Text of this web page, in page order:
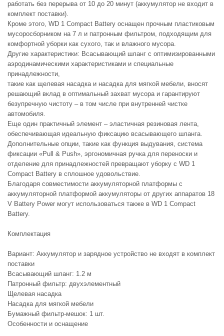
работать без перерыва от 10 до 20 минут (аккумулятор не входит в
комплект поставки).
Кроме этого, WD 1 Compact Battery оснащен прочным пластиковым
мусоросборником на 7 л и патронным фильтром, подходящим для
комфортной уборки как сухого, так и влажного мусора.
Другие характеристики: Всасывающий шланг с оптимизированными
аэродинамическими характеристиками и специальные
принадлежности,
такие как щелевая насадка и насадка для мягкой мебели, вносят
решающий вклад в оптимальный захват мусора и гарантируют
безупречную чистоту – в том числе при внутренней чистке
автомобиля.
Еще один практичный элемент – эластичная резиновая лента,
обеспечивающая идеальную фиксацию всасывающего шланга.
Дополнительные опции, такие как функция выдувания, система
фиксации «Pull & Push», эргономичная ручка для переноски и
отделение для принадлежностей превращают уборку с WD 1
Compact Battery в сплошное удовольствие.
Благодаря совместимости аккумуляторной платформы с
аккумуляторной платформой аккумуляторы от других аппаратов 18
V Battery Power могут использоваться также в WD 1 Compact
Battery.
Комплектация
Вариант: Аккумулятор и зарядное устройство не входят в комплект
поставки
Всасывающий шланг: 1.2 м
Патронный фильтр: двухэлементный
Щелевая насадка
Насадка для мягкой мебели
Бумажный фильтр-мешок: 1 шт.
Особенности и оснащение